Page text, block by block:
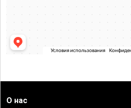
О нас